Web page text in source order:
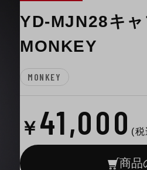
YD-MJN28キ
MONKEY
MONKEY
￥ 41,000 (税
商品